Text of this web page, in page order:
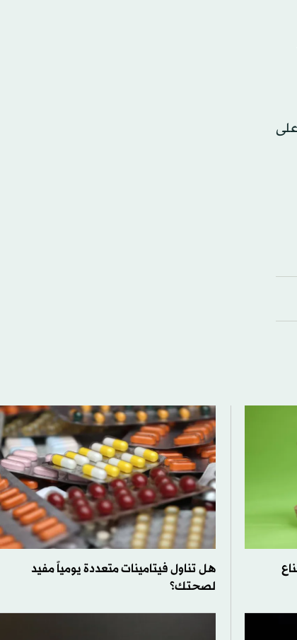
تسجيل أعلى
هل تناول فيتامينات متعددة يومياً مفيد
لصحتك؟